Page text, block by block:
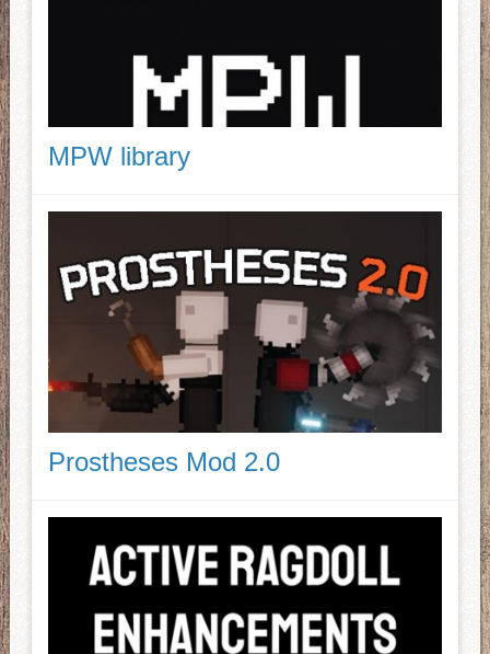
MPW library
Prostheses Mod 2.0